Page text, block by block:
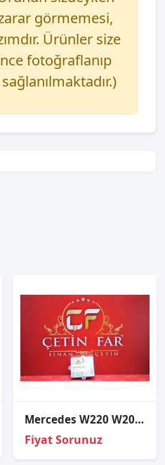
görmemesi,
Ürünler size
fotoğraflanıp
Mercedes W220 W203 S350 S500 Xenon Beyni̇ 2000-2005 130732908701
Fiyat Sorunuz